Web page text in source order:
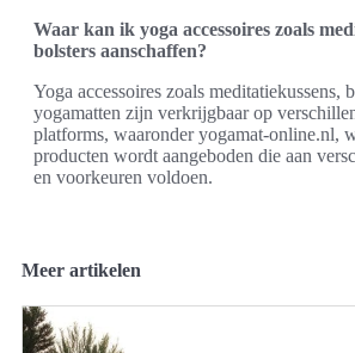
Waar kan ik yoga accessoires zoals
bolsters aanschaffen?
Yoga accessoires zoals meditatiekussens,
yogamatten zijn verkrijgbaar op
platforms, waaronder yogamat-online.nl,
producten wordt aangeboden die aan
en voorkeuren voldoen.
Meer artikelen